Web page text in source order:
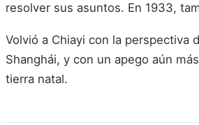
resolver sus asuntos. En 1933,
Volvió a Chiayi con la perspectiva
Shanghái, y con un apego aún
tierra natal.